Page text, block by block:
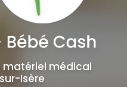
médical
Isère